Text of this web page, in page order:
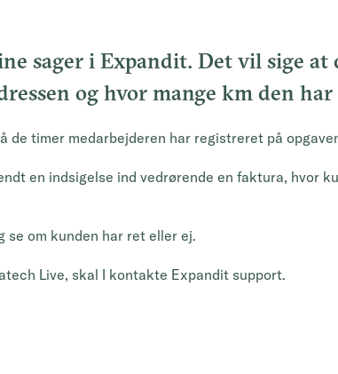
sager i Expandit. Det vil sige
og hvor mange km den
timer medarbejderen har registreret på
en indsigelse ind vedrørende en faktura, hvor
se om kunden har ret eller ej.
Live, skal I kontakte Expandit support.